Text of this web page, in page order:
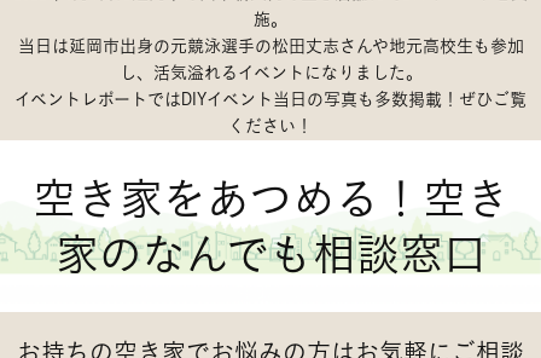
施。
当日は延岡市出身の元競泳選手の松田丈志さんや地元高校生も参加
し、活気溢れるイベントになりました。
イベントレポートではDIYイベント当日の写真も多数掲載！ぜひご覧
ください！
空き家をあつめる！空き
家のなんでも相談窓口
お持ちの空き家でお悩みの方はお気軽にご相談